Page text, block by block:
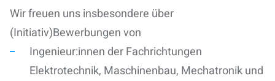
Wir freuen uns insbesondere über
(Initiativ)Bewerbungen von
Ingenieur:innen der Fachrichtungen
Elektrotechnik, Maschinenbau, Mechatronik und